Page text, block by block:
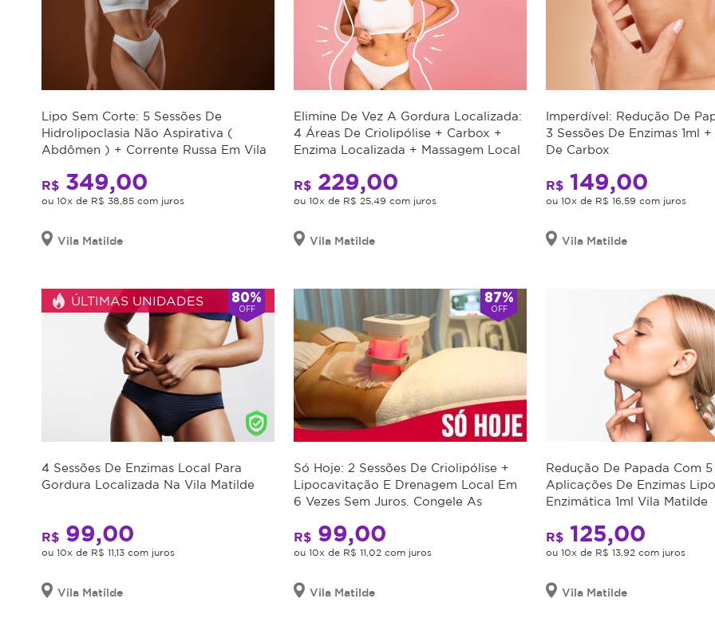
Lipo Sem Corte: 5 Sessões De
Hidrolipoclasia Não Aspirativa (
Abdômen ) + Corrente Russa Em Vila
R$ 349,00
ou 10x de R$ 38,85 com juros
Vila Matilde
Elimine De Vez A Gordura Localizada:
4 Áreas De Criolipólise + Carbox +
Enzima Localizada + Massagem Local
R$ 229,00
ou 10x de R$ 25,49 com juros
Vila Matilde
Imperdível: Redução De
3 Sessões De Enzimas 1ml
De Carbox
R$ 149,00
ou 10x de R$ 16,59 com juros
Vila Matilde
ÚLTIMAS UNIDADES 80%
OFF
4 Sessões De Enzimas Local Para
Gordura Localizada Na Vila Matilde
R$ 99,00
ou 10x de R$ 11,13 com juros
Vila Matilde
87%
OFF
Só Hoje: 2 Sessões De Criolipólise +
Lipocavitação E Drenagem Local Em
6 Vezes Sem Juros. Congele As
R$ 99,00
ou 10x de R$ 11,02 com juros
Vila Matilde
Redução De Papada Com 5
Aplicações De Enzimas Lipo
Enzimática 1ml Vila Matilde
R$ 125,00
ou 10x de R$ 13,92 com juros
Vila Matilde